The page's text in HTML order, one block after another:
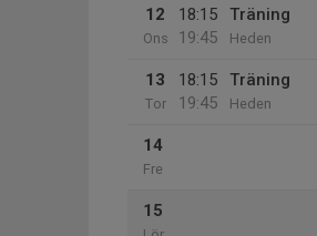
12
Ons
18:15
19:45
Träning
Heden
13
Tor
18:15
19:45
Träning
Heden
14
Fre
15